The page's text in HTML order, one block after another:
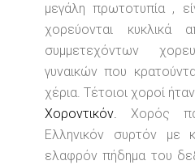
μεγάλη πρωτοτυπία ,
χορεύονται κυκλικά
συμμετεχόντων
γυναικών που
χέρια. Τέτοιοι χοροί ήταν
Χοροντικόν. Χορός
Ελληνικόν συρτόν με
ελαφρόν πήδημα του